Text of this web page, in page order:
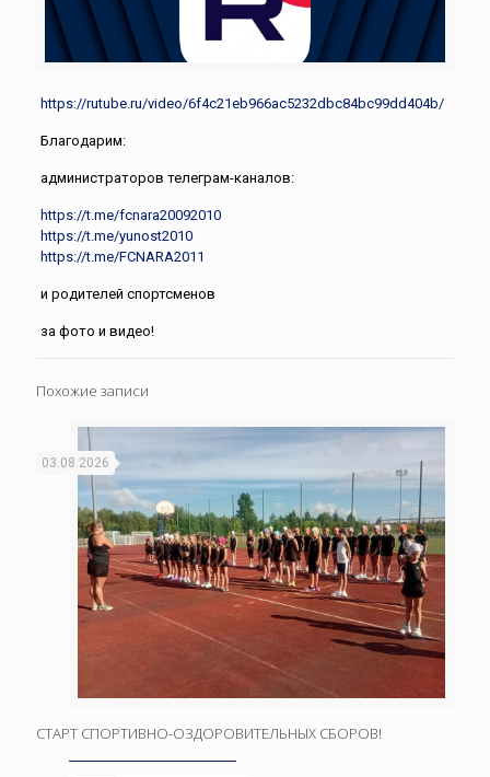
https://rutube.ru/video/6f4c21eb966ac5232dbc84bc99dd404b/
Благодарим:
администраторов телеграм-каналов:
https://t.me/fcnara20092010
https://t.me/yunost2010
https://t.me/FCNARA2011
и родителей спортсменов
за фото и видео!
Похожие записи
03.08.2026
СТАРТ СПОРТИВНО-ОЗДОРОВИТЕЛЬНЫХ СБОРОВ!